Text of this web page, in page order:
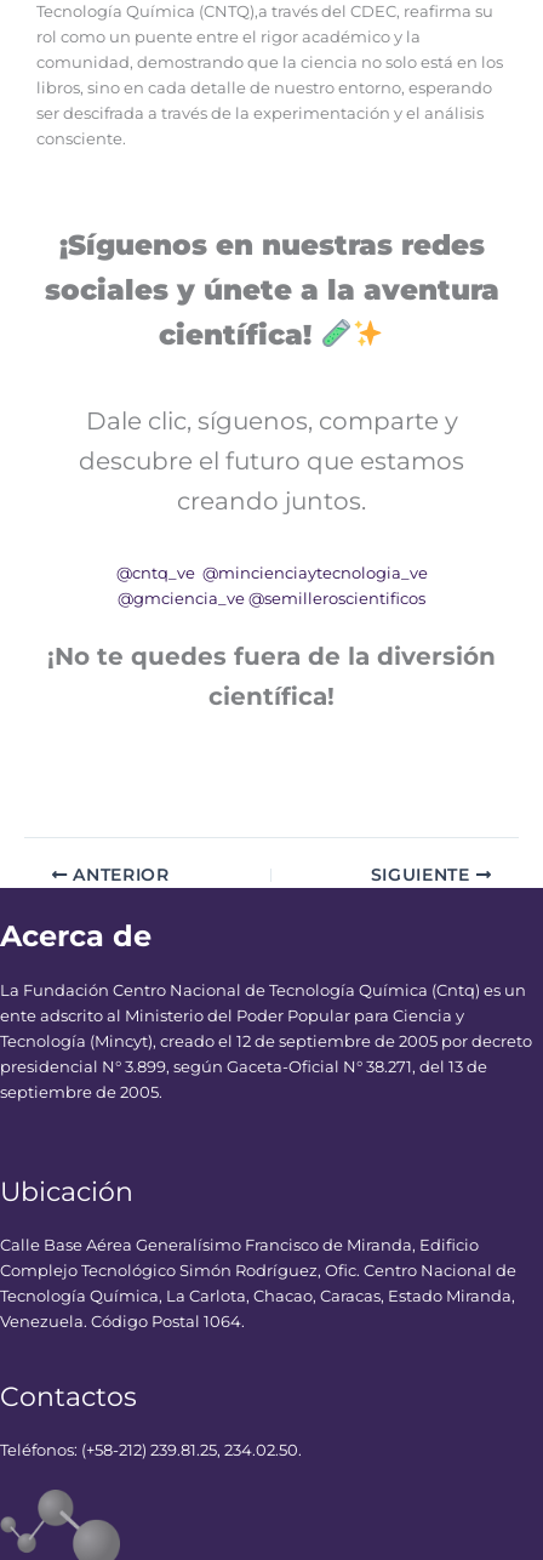
Tecnología Química (CNTQ),a través del CDEC, reafirma su
rol como un puente entre el rigor académico y la
comunidad, demostrando que la ciencia no solo está en los
libros, sino en cada detalle de nuestro entorno, esperando
ser descifrada a través de la experimentación y el análisis
consciente.
¡Síguenos en nuestras redes
sociales y únete a la aventura
científica!
Dale clic, síguenos, comparte y
descubre el futuro que estamos
creando juntos.
@cntq_ve @mincienciaytecnologia_ve
@gmciencia_ve @semilleroscientificos
¡No te quedes fuera de la diversión
científica!
ANTERIOR SIGUIENTE
Acerca de
La Fundación Centro Nacional de Tecnología Química (Cntq) es un
ente adscrito al Ministerio del Poder Popular para Ciencia y
Tecnología (Mincyt), creado el 12 de septiembre de 2005 por decreto
presidencial N° 3.899, según Gaceta-Oficial N° 38.271, del 13 de
septiembre de 2005.
Ubicación
Calle Base Aérea Generalísimo Francisco de Miranda, Edificio
Complejo Tecnológico Simón Rodríguez, Ofic. Centro Nacional de
Tecnología Química, La Carlota, Chacao, Caracas, Estado Miranda,
Venezuela. Código Postal 1064.
Contactos
Teléfonos: (+58-212) 239.81.25, 234.02.50.